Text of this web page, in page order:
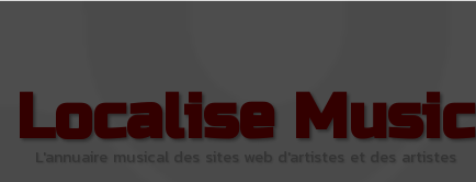
Localise Music
L'annuaire musical des sites web d'artistes et des artistes